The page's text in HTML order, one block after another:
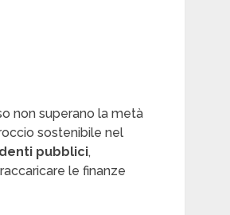
non superano la metà
sostenibile nel
pubblici,
le finanze